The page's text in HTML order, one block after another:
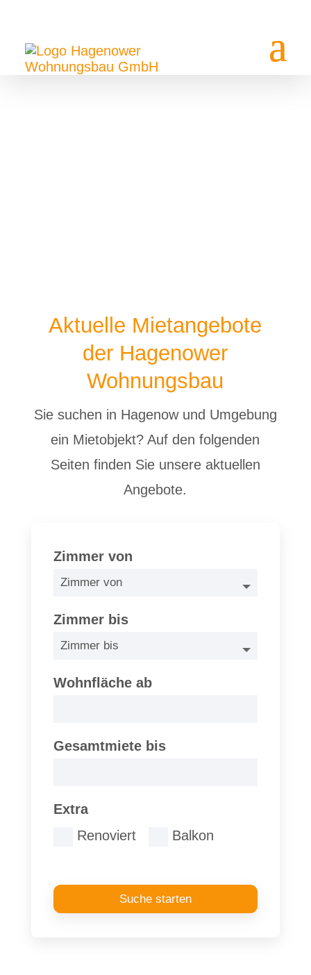
Aktuelle Mietangebote
der Hagenower
Wohnungsbau
Sie suchen in Hagenow und Umgebung
ein Mietobjekt? Auf den folgenden
Seiten finden Sie unsere aktuellen
Angebote.
Zimmer von
Zimmer bis
Wohnfläche ab
Gesamtmiete bis
Extra
Renoviert
Balkon
Suche starten